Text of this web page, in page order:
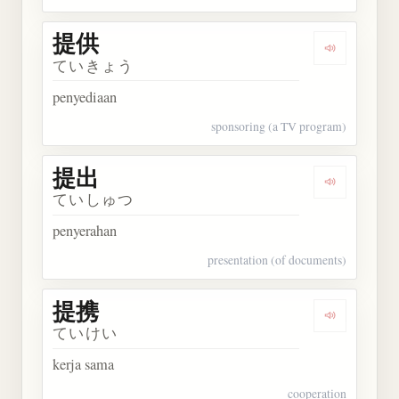
Dengarkan
提供
ていきょう
penyediaan
sponsoring (a TV program)
Dengarkan
提出
ていしゅつ
penyerahan
presentation (of documents)
Dengarkan
提携
ていけい
kerja sama
cooperation